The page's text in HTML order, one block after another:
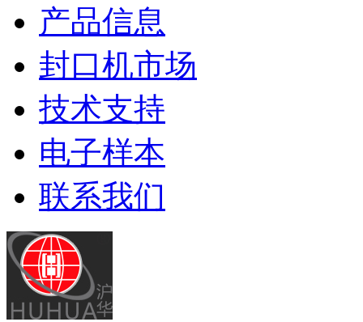
产品信息
封口机市场
技术支持
电子样本
联系我们